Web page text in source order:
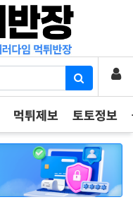
로
먹튀제보 토토정보